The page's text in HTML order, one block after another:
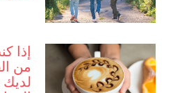
إذا
من
لديك